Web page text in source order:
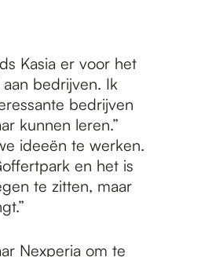
Kasia er voor het
bedrijven. Ik
bedrijven
kunnen leren.”
ideeën te werken.
en het is
te zitten, maar
Nexperia om te